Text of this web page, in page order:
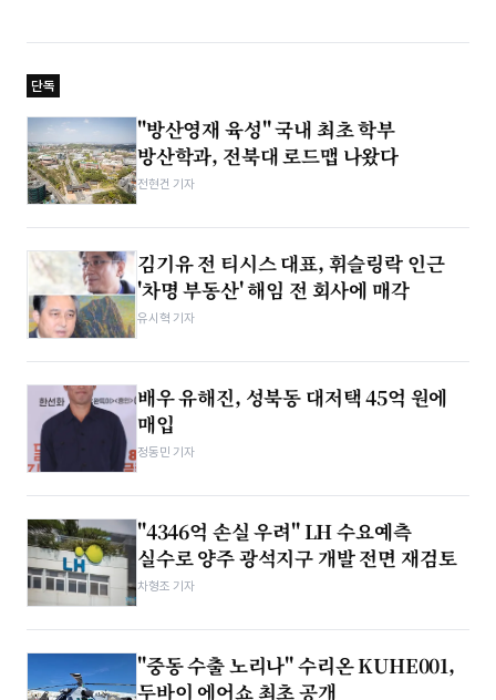
단독
"방산영재 육성" 국내 최초 학부
방산학과, 전북대 로드맵 나왔다
전현건 기자
김기유 전 티시스 대표, 휘슬링락 인근
'차명 부동산' 해임 전 회사에 매각
유시혁 기자
배우 유해진, 성북동 대저택 45억 원에
매입
정동민 기자
"4346억 손실 우려" LH 수요예측
실수로 양주 광석지구 개발 전면 재검토
차형조 기자
"중동 수출 노리나" 수리온 KUHE001,
두바이 에어쇼 최초 공개